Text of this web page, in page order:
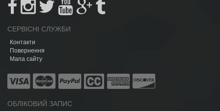
СЕРВІСНІ СЛУЖБИ
Контакти
Повернення
Мапа сайту
ОБЛІКОВИЙ ЗАПИС